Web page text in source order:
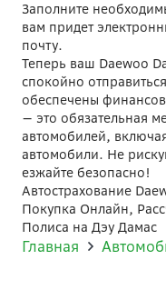
Заполните
вам придет
почту.
Теперь ваш Daewoo
спокойно
обеспечены
— это обязательная
автомобилей,
автомобили. Не
езжайте безопасно!
Автострахование
Покупка Онлайн,
Полиса на Дэу Дамас
Главная